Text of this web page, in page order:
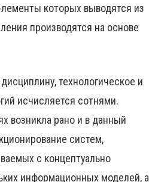
которых выводятся из
производятся на основе
технологическое и
исчисляется сотнями.
возникла рано и в данный
систем,
с концептуально
информационных моделей, а